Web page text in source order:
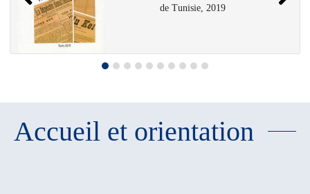
de Tunisie, 2019
Accueil et orientation